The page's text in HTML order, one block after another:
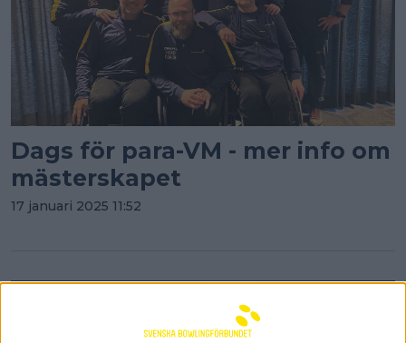
Dags för para-VM - mer info om
mästerskapet
17 januari 2025 11:52